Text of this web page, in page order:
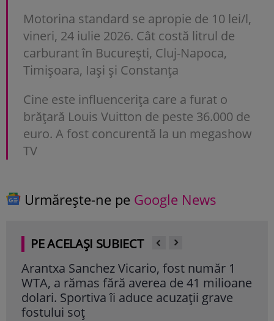
Motorina standard se apropie de 10 lei/l,
vineri, 24 iulie 2026. Cât costă litrul de
carburant în București, Cluj-Napoca,
Timișoara, Iași și Constanța
Cine este influencerița care a furat o
brățară Louis Vuitton de peste 36.000 de
euro. A fost concurentă la un megashow
TV
Urmărește-ne pe Google News
PE ACELAȘI SUBIECT
Arantxa Sanchez Vicario, fost număr 1
WTA, a rămas fără averea de 41 milioane
dolari. Sportiva îi aduce acuzații grave
fostului soț